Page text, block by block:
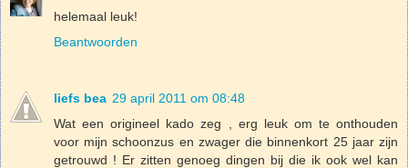
helemaal leuk!
Beantwoorden
liefs bea 29 april 2011 om 08:48
Wat een origineel kado zeg , erg leuk om te onthouden
voor mijn schoonzus en zwager die binnenkort 25 jaar zijn
getrouwd ! Er zitten genoeg dingen bij die ik ook wel kan